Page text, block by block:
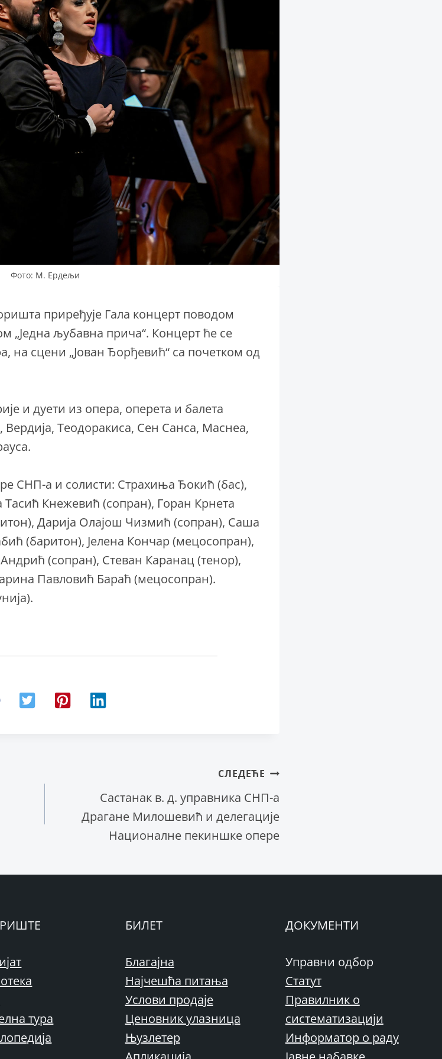
Фото: М. Ердељи
приређује Гала концерт поводом
љубавна прича“. Концерт ће се
на сцени „Јован Ђорђевић“ са почетком од
и дуети из опера, оперета и балета
Теодоракиса, Сен Санса, Маснеа,
СНП-а и солисти: Страхиња Ђокић (бас),
Кнежевић (сопран), Горан Крнета
Дарија Олајош Чизмић (сопран), Саша
(баритон), Јелена Кончар (мецосопран),
(сопран), Стеван Каранац (тенор),
Павловић Бараћ (мецосопран).
СЛЕДЕЋЕ
Састанак в. д. управника СНП-а
Драгане Милошевић и делегације
Националне пекиншке опере
тура
БИЛЕТ
Благајна
Најчешћа питања
Услови продаје
Ценовник улазница
Њузлетер
ДОКУМЕНТИ
Управни одбор
Статут
Правилник о
систематизацији
Информатор о раду